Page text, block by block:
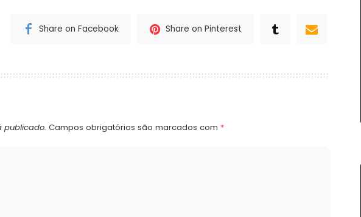
Share on Facebook Share on Pinterest
publicado. Campos obrigatórios são marcados com *